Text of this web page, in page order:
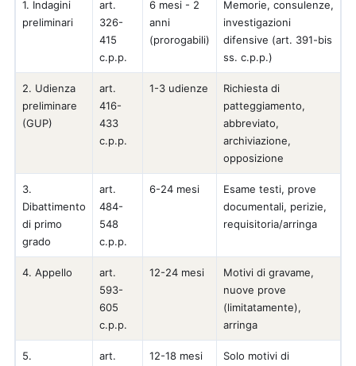
1. Indagini
preliminari
art.
326-
415
c.p.p.
6 mesi - 2
anni
(prorogabili)
Memorie, consulenze,
investigazioni
difensive (art. 391-bis
ss. c.p.p.)
2. Udienza
preliminare
(GUP)
art.
416-
433
c.p.p.
1-3 udienze
Richiesta di
patteggiamento,
abbreviato,
archiviazione,
opposizione
3.
Dibattimento
di primo
grado
art.
484-
548
c.p.p.
6-24 mesi
Esame testi, prove
documentali, perizie,
requisitoria/arringa
4. Appello
art.
593-
605
c.p.p.
12-24 mesi
Motivi di gravame,
nuove prove
(limitatamente),
arringa
5.
art.
12-18 mesi
Solo motivi di